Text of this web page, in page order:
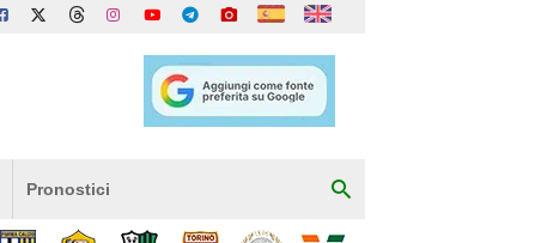
Pronostici